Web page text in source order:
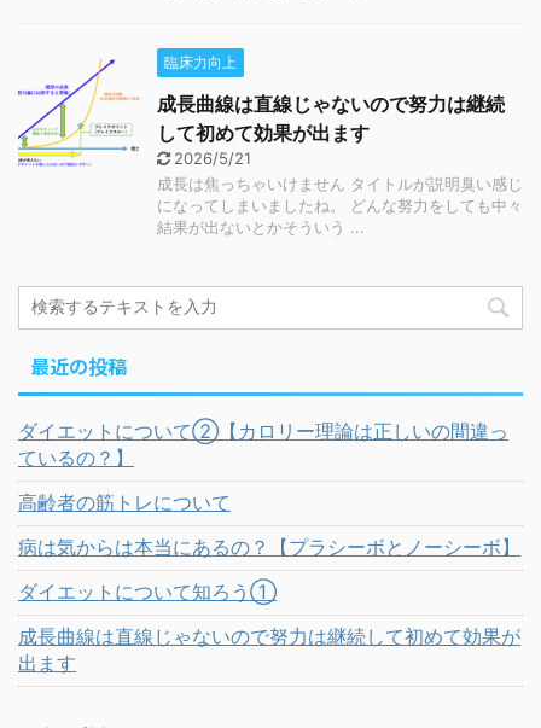
臨床力向上
成長曲線は直線じゃないので努力は継続
して初めて効果が出ます
2026/5/21
成長は焦っちゃいけません タイトルが説明臭い感じ
になってしまいましたね。 どんな努力をしても中々
結果が出ないとかそういう ...
最近の投稿
ダイエットについて②【カロリー理論は正しいの間違っ
ているの？】
高齢者の筋トレについて
病は気からは本当にあるの？【プラシーボとノーシーボ】
ダイエットについて知ろう①
成長曲線は直線じゃないので努力は継続して初めて効果が
出ます